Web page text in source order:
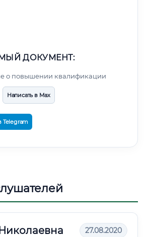
ДОКУМЕНТ:
о повышении квалификации
Написать в Max
Telegram
27.08.2020